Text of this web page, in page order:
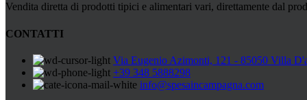
Vendita diretta di prodotti tipici e alimentari vari, direttamente dal
CONTATTI
Via Eugenio Azimonti, 121 - 85050 Villa
+39 348 5888298
info@spesaincampagna.com